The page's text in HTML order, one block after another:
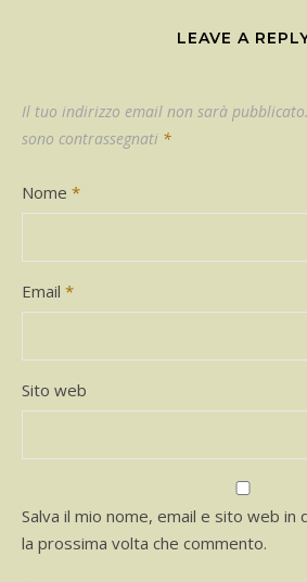
LEAVE A
Il tuo indirizzo email non sarà pubblicato.
sono contrassegnati *
Nome *
Email *
Sito web
Salva il mio nome, email e sito web
la prossima volta che commento.